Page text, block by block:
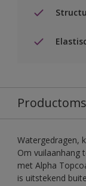
Watergedragen,
Om vuilaanhang
met Alpha
is uitstekend